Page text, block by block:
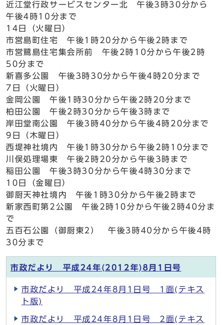
近江堂行政サービスセンター北 午後3時30分から
午後4時10分まで
14日（火曜日）
市営島町住宅 午後1時20分から午後2時まで
市営鷺島住宅集会所前 午後2時10分から午後2時
50分まで
新喜多公園 午後3時30分から午後4時20分まで
7日（火曜日）
金岡公園 午後1時30分から午後2時20分まで
柏田公園 午後2時30分から午後3時まで
岸田堂南公園 午後3時40分から午後4時20分まで
9日（木曜日）
西堤神社境内 午後1時30分から午後2時10分まで
川俣処理場東 午後2時20分から午後3時まで
稲田公園 午後3時30分から午後4時30分まで
10日（金曜日）
御厨天神社境内 午後1時30分から午後2時まで
新家西町第2公園 午後2時10分から午後2時40分ま
で
五百石公園（御厨東2） 午後3時40分から午後4時
30分まで
市政だより 平成24年(2012年)8月1日号
市政だより 平成24年8月1日号 1面(テキス
ト版)
市政だより 平成24年8月1日号 2面(テキス